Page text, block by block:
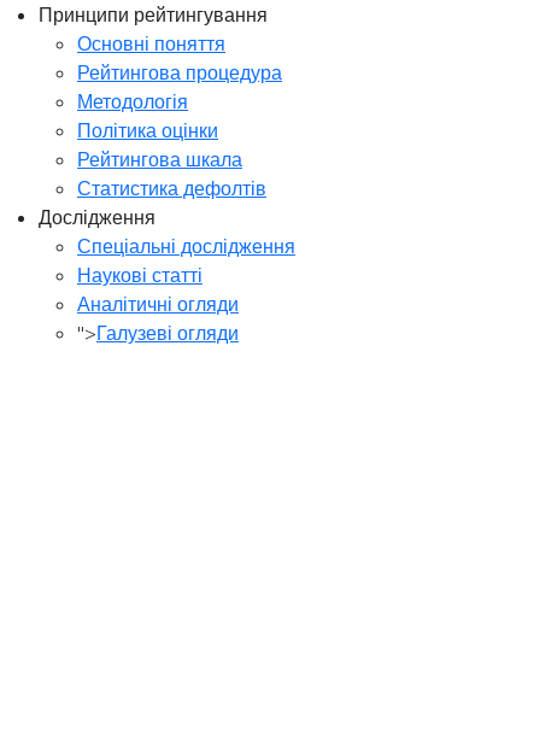
Принципи рейтингування
Основні поняття
Рейтингова процедура
Методологія
Політика оцінки
Рейтингова шкала
Статистика дефолтів
Дослідження
Спеціальні дослідження
Наукові статті
Аналітичні огляди
">Галузеві огляди